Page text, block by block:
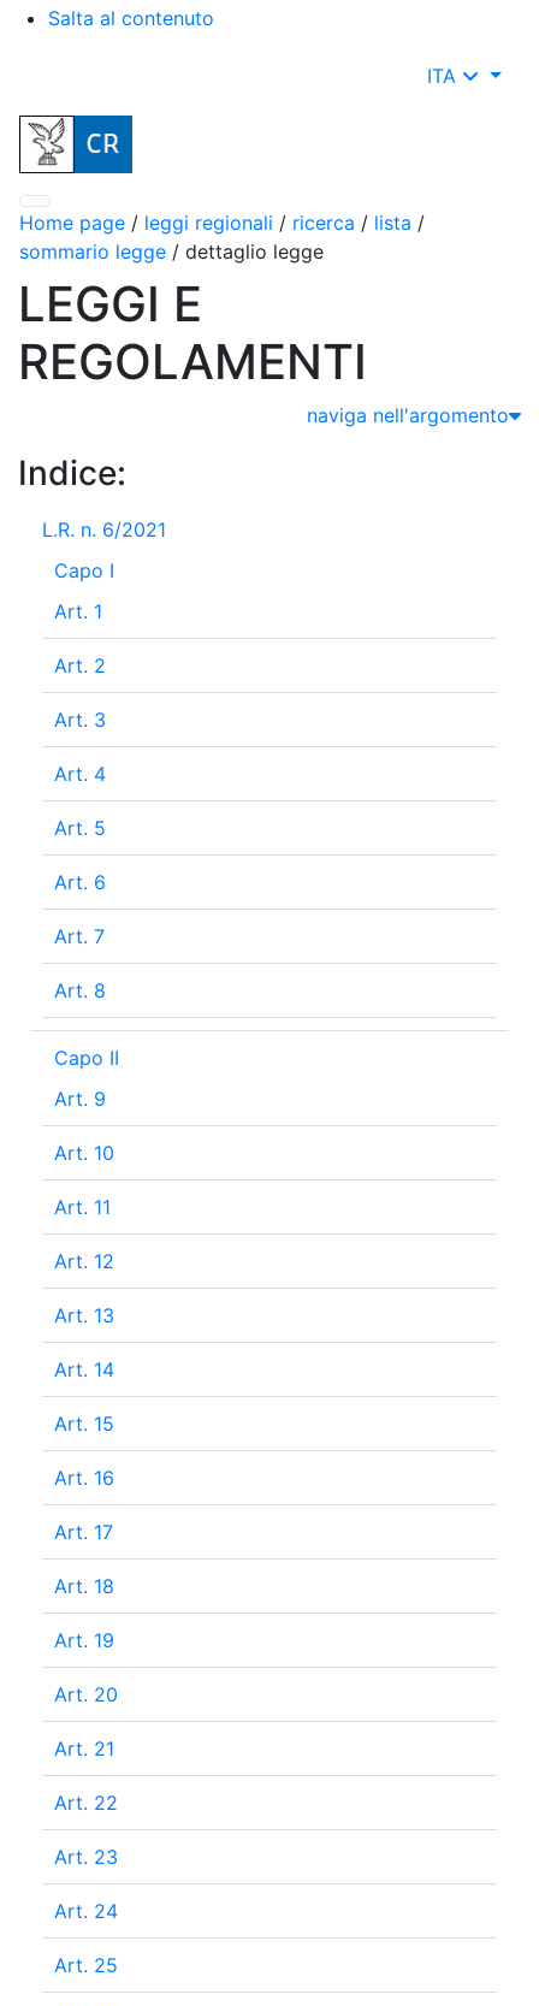
Salta al contenuto
ITA
Home page / leggi regionali / ricerca / lista /
sommario legge / dettaglio legge
LEGGI E
REGOLAMENTI
naviga nell'argomento
Indice:
L.R. n. 6/2021
Capo I
Art. 1
Art. 2
Art. 3
Art. 4
Art. 5
Art. 6
Art. 7
Art. 8
Capo II
Art. 9
Art. 10
Art. 11
Art. 12
Art. 13
Art. 14
Art. 15
Art. 16
Art. 17
Art. 18
Art. 19
Art. 20
Art. 21
Art. 22
Art. 23
Art. 24
Art. 25